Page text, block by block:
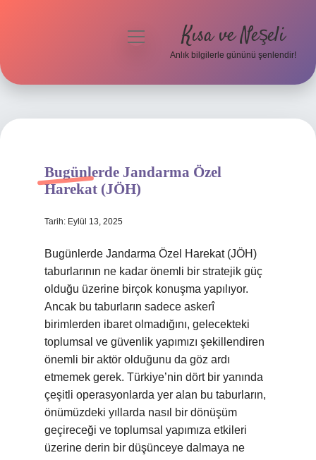
Hakkımızda
menüyü
Kısa ve Neşeli
Anlık bilgilerle gününü şenlendir!
Bugünlerde Jandarma Özel
Harekat (JÖH)
Tarih: Eylül 13, 2025
Bugünlerde Jandarma Özel Harekat (JÖH)
taburlarının ne kadar önemli bir stratejik güç
olduğu üzerine birçok konuşma yapılıyor.
Ancak bu taburların sadece askerî
birimlerden ibaret olmadığını, gelecekteki
toplumsal ve güvenlik yapımızı şekillendiren
önemli bir aktör olduğunu da göz ardı
etmemek gerek. Türkiye’nin dört bir yanında
çeşitli operasyonlarda yer alan bu taburların,
önümüzdeki yıllarda nasıl bir dönüşüm
geçireceği ve toplumsal yapımıza etkileri
üzerine derin bir düşünceye dalmaya ne